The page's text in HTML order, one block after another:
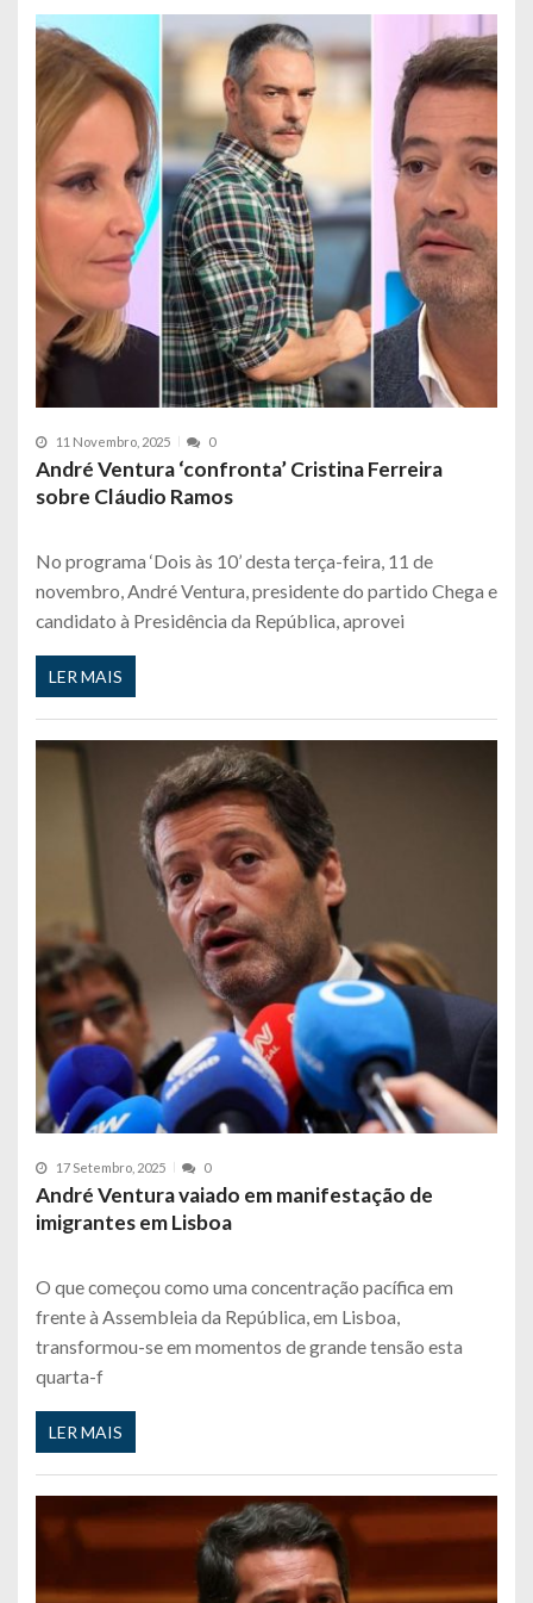
11 Novembro, 2025 0
André Ventura ‘confronta’ Cristina Ferreira
sobre Cláudio Ramos
No programa ‘Dois às 10’ desta terça-feira, 11 de
novembro, André Ventura, presidente do partido Chega e
candidato à Presidência da República, aprovei
LER MAIS
17 Setembro, 2025 0
André Ventura vaiado em manifestação de
imigrantes em Lisboa
O que começou como uma concentração pacífica em
frente à Assembleia da República, em Lisboa,
transformou-se em momentos de grande tensão esta
quarta-f
LER MAIS